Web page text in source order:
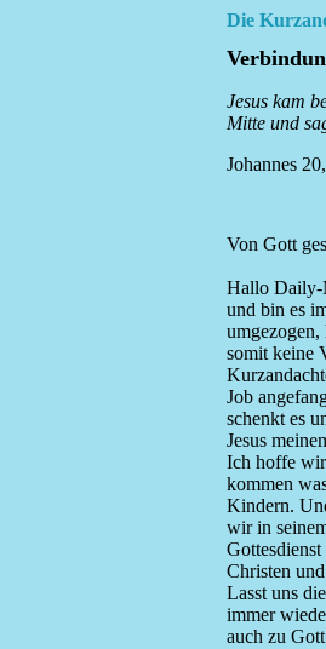
Die
Jesus kam
Mitte und
Johannes
Von Gott
Hallo Daily-
und bin es
somit keine
Job
schenkt es
Jesus
Ich hoffe wir
kommen
Kindern.
wir in
Christen
Lasst uns
immer
auch zu